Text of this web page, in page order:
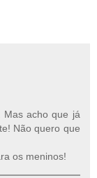
Mas acho que já
Não quero que
os meninos!